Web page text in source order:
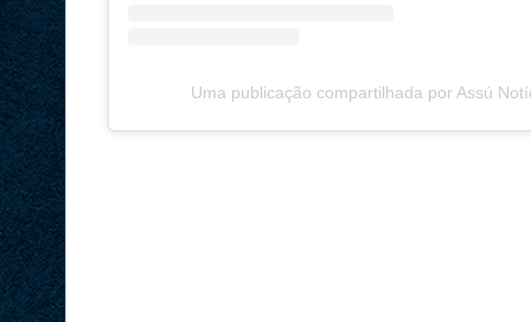
Uma publicação compartilhada por Assú